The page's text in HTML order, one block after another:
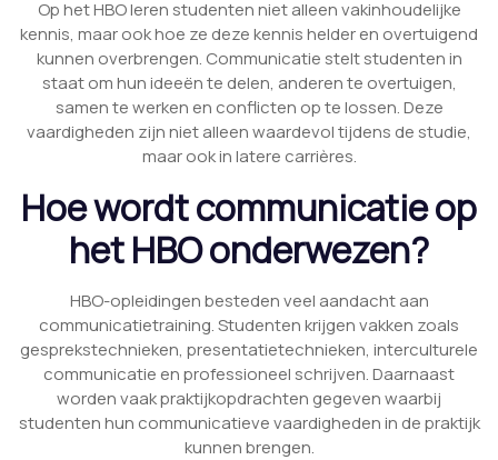
Op het HBO leren studenten niet alleen vakinhoudelijke
kennis, maar ook hoe ze deze kennis helder en overtuigend
kunnen overbrengen. Communicatie stelt studenten in
staat om hun ideeën te delen, anderen te overtuigen,
samen te werken en conflicten op te lossen. Deze
vaardigheden zijn niet alleen waardevol tijdens de studie,
maar ook in latere carrières.
Hoe wordt communicatie op
het HBO onderwezen?
HBO-opleidingen besteden veel aandacht aan
communicatietraining. Studenten krijgen vakken zoals
gesprekstechnieken, presentatietechnieken, interculturele
communicatie en professioneel schrijven. Daarnaast
worden vaak praktijkopdrachten gegeven waarbij
studenten hun communicatieve vaardigheden in de praktijk
kunnen brengen.